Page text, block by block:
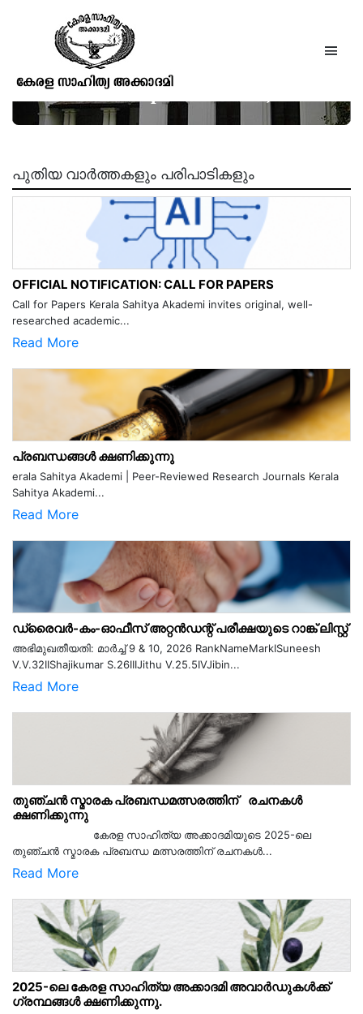
Gaewad’s Oriental Series, Vol.
Trisastisalakapurusacaritra, Vol. II
പുതിയ വാർത്തകളും പരിപാടികളും
OFFICIAL NOTIFICATION: CALL FOR PAPERS
Call for Papers Kerala Sahitya Akademi invites original, well-
researched academic...
Read More
പ്രബന്ധങ്ങൾ ക്ഷണിക്കുന്നു
erala Sahitya Akademi | Peer-Reviewed Research Journals Kerala
Sahitya Akademi...
Read More
ഡ്രൈവർ-കം-ഓഫീസ് അറ്റൻഡന്റ് പരീക്ഷയുടെ റാങ്ക് ലിസ്റ്റ്
അഭിമുഖതീയതി: മാർച്ച് 9 & 10, 2026 RankNameMarkISuneesh
V.V.32IIShajikumar S.26IIIJithu V.25.5IVJibin...
Read More
തുഞ്ചൻ സ്മാരക പ്രബന്ധമത്സരത്തിന് രചനകൾ
ക്ഷണിക്കുന്നു
കേരള സാഹിത്യ അക്കാദമിയുടെ 2025-ലെ
തുഞ്ചൻ സ്മാരക പ്രബന്ധ മത്സരത്തിന് രചനകൾ...
Read More
2025-ലെ കേരള സാഹിത്യ അക്കാദമി അവാർഡുകൾക്ക്
ഗ്രന്ഥങ്ങൾ ക്ഷണിക്കുന്നു.